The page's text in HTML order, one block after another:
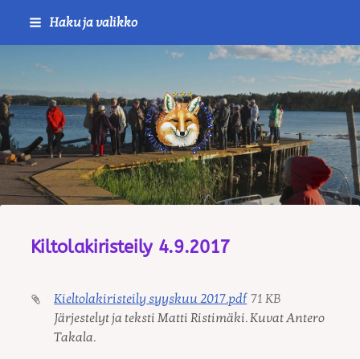
Siirry Haku ja valikko
Journalistiliitto / RTTL/
Kiltolakiristeily 4.9.2017
Kieltolakiristeily syyskuu 2017.pdf 71 KB
Järjestelyt ja teksti Matti Ristimäki. Kuvat Antero
Takala.